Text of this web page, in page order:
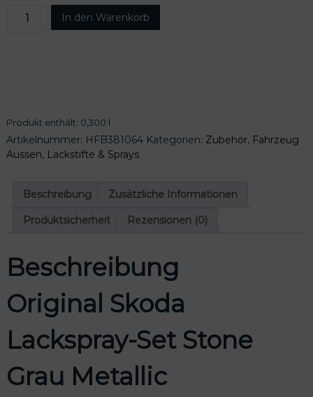
S
k
o
s
p
a
S
t
In den Warenkorb
Produkt enthält: 0,300
Artikelnummer: HFB381064 Kategorien: Zubehör, Fahrzeug
Aussen, Lackstifte & Sprays
Beschreibung Zusätzliche Informationen
Produktsicherheit Rezensionen (0)
Beschreibung
Original Skoda
Lackspray-Set Stone
Grau Metallic